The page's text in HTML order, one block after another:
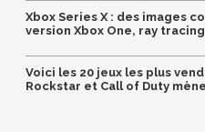
Xbox Series X : des images
version Xbox One, ray
Voici les 20 jeux les plus
Rockstar et Call of Duty